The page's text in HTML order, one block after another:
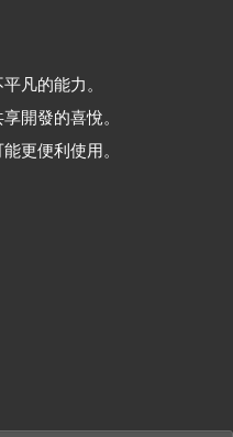
凡的能力。
開發的喜悅。
更便利使用。